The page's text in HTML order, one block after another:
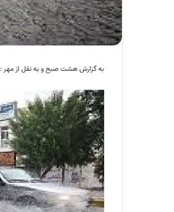
به گزارش هشت صبح و به نقل از مهر :